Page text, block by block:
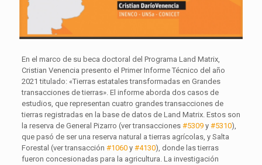
En el marco de su beca doctoral del Programa Land Matrix,
Cristian Venencia presento el Primer Informe Técnico del año
2021 titulado: «Tierras estatales transformadas en Grandes
transacciones de tierras». El informe aborda dos casos de
estudios, que representan cuatro grandes transacciones de
tierras registradas en la base de datos de Land Matrix. Estos son
la reserva de General Pizarro (ver transacciones #5309 y #5310),
que pasó de ser una reserva natural a tierras agrícolas, y Salta
Forestal (ver transacción #1060 y #4130), donde las tierras
fueron concesionadas para la agricultura. La investigación